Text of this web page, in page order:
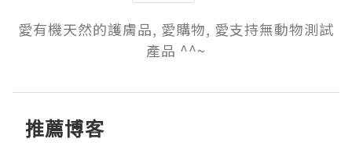
愛有機天然的護膚品, 愛購物, 愛支持無動物測試
產品 ^^~
推薦博客